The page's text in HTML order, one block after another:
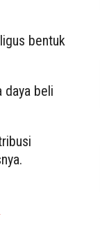
bentuk
daya beli